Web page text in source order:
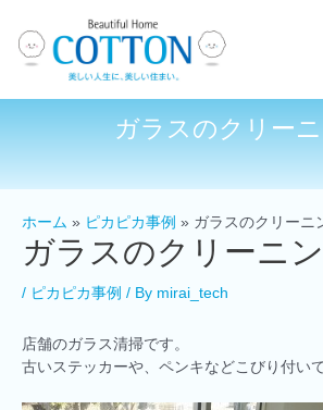
ガラスのクリー
ホーム ピカピカ事例 ガラスのクリーニ
ガラスのクリーニ
/ ピカピカ事例 / By mirai_tech
店舗のガラス清掃です。
古いステッカーや、ペンキなどこびり付い